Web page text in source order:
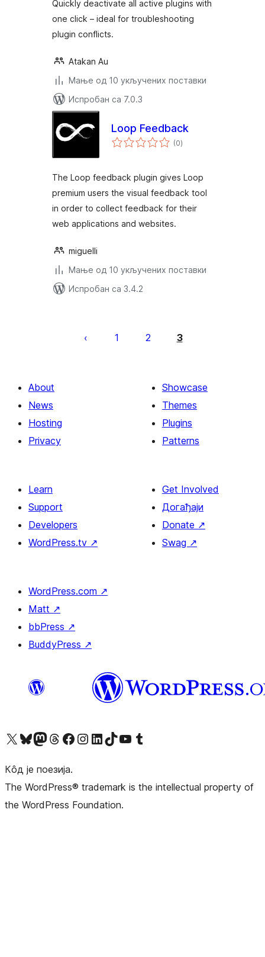
Quickly deactivate all active plugins with
one click – ideal for troubleshooting
plugin conflicts.
Atakan Au
Мање од 10 укључених поставки
Испробан са 7.0.3
Loop Feedback
(0укупних
оцена
)
The Loop feedback plugin gives Loop
premium users the visual feedback tool
in order to collect feedback for their
web applications and websites.
miguelli
Мање од 10 укључених поставки
Испробан са 3.4.2
чланака
1 2 3
About
News
Hosting
Privacy
Showcase
Themes
Plugins
Patterns
Learn
Support
Developers
WordPress.tv ↗
Get Involved
Догађаји
Donate ↗
Swag ↗
WordPress.com ↗
Matt ↗
bbPress ↗
BuddyPress ↗
Visit our X (formerly Twitter) account
Посетите наш Bluesky налог
Visit our Mastodon account
Посетите наш налог на Threads-у Visit our Facebook pageПосетите наш Инстаграм налог
Visit our LinkedIn account
Посетите наш TikTok налог
Visit our YouTube channel
Посетите наш Tumblr налог
Кôд је поезија.
The WordPress® trademark is the intellectual property of
the WordPress Foundation.